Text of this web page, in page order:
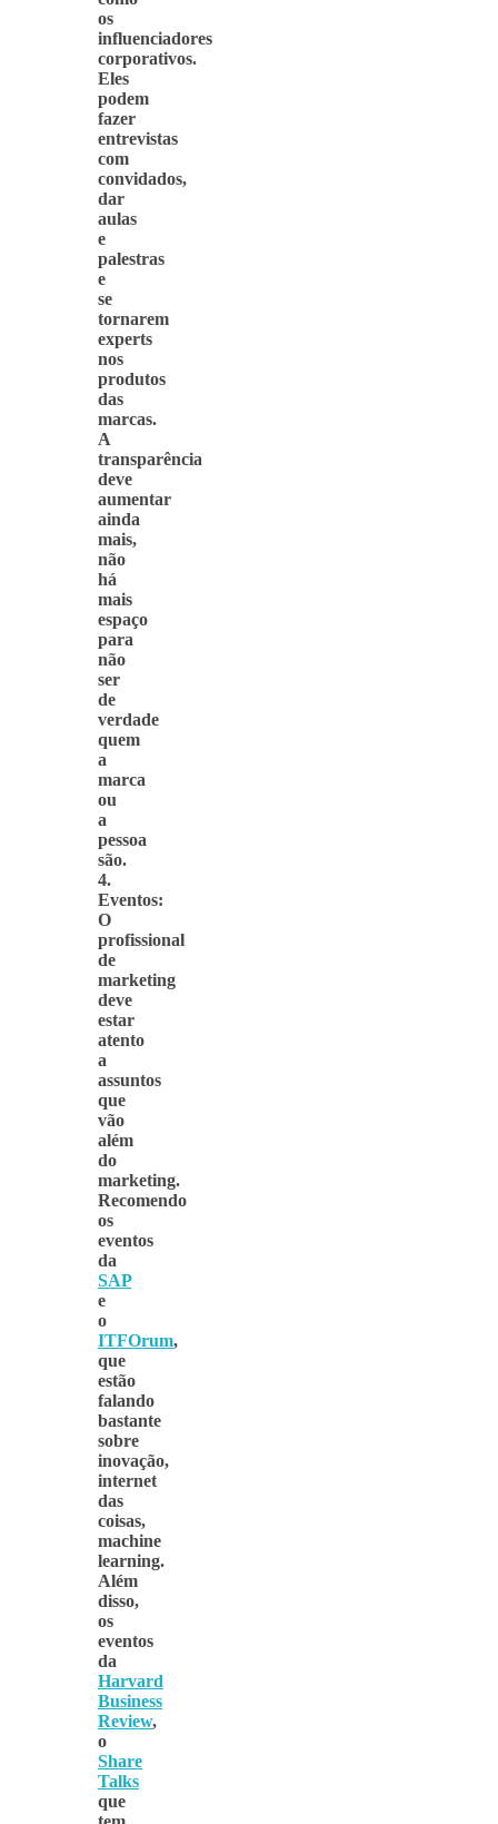
os
influenciadores
corporativos.
Eles
podem
fazer
entrevistas
com
convidados,
dar
aulas
e
palestras
e
se
tornarem
experts
nos
produtos
das
marcas.
A
transparência
deve
aumentar
ainda
mais,
não
há
mais
espaço
para
não
ser
de
verdade
quem
a
marca
ou
a
pessoa
são.
4.
Eventos:
O
profissional
de
marketing
deve
estar
atento
a
assuntos
que
vão
além
do
marketing.
Recomendo
os
eventos
da
SAP
e
o
ITFOrum,
que
estão
falando
bastante
sobre
inovação,
internet
das
coisas,
machine
learning.
Além
disso,
os
eventos
da
Harvard
Business
Review,
o
Share
Talks
que